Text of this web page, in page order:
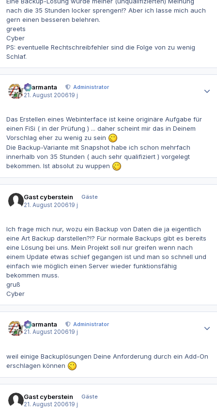
nach die 35 Stunden locker sprengen!? Aber ich lasse mich auch
gern einen besseren belehren.
greets
Cyber
PS: eventuelle Rechtschreibfehler sind die Folge von zu wenig
Schlaf.
charmanta
Administrator
21. August 200619 j
Das Erstellen eines Webinterface ist keine originäre Aufgabe für
einen FiSi ( in der Prüfung ) ... daher scheint mir das in Deinem
Vorschlag eher zu wenig zu sein
Die Backup-Variante mit Snapshot habe ich schon mehrfach
innerhalb von 35 Stunden ( auch sehr qualifiziert ) vorgelegt
bekommen. Ist absolut zu wuppen
Gast cyberstein
Gäste
21. August 200619 j
Ich frage mich nur, wozu ein Backup von Daten die ja eigentlich
eine Art Backup darstellen?!? Für normale Backups gibt es bereits
eine Lösung bei uns. Mein Projekt soll nur greifen wenn nach
einem Update etwas schief gegangen ist und man so schnell und
einfach wie möglich einen Server wieder funktionsfähig
bekommen muss.
gruß
Cyber
charmanta
Administrator
21. August 200619 j
weil einige Backuplösungen Deine Anforderung durch ein Add-On
erschlagen können
Gast cyberstein
Gäste
21. August 200619 j